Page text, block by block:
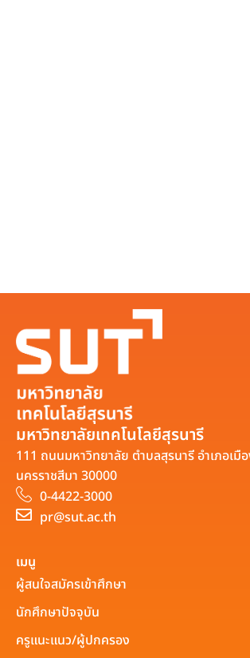
มหาวิทยาลัยเทคโนโลยีสุรนารี
111 ถนนมหาวิทยาลัย ตำบลสุรนารี อำเภอเ
นครราชสีมา 30000
0-4422-3000
pr@sut.ac.th
เมนู
ผู้สนใจสมัครเข้าศึกษา
นักศึกษาปัจจุบัน
ครูแนะแนว/ผู้ปกครอง